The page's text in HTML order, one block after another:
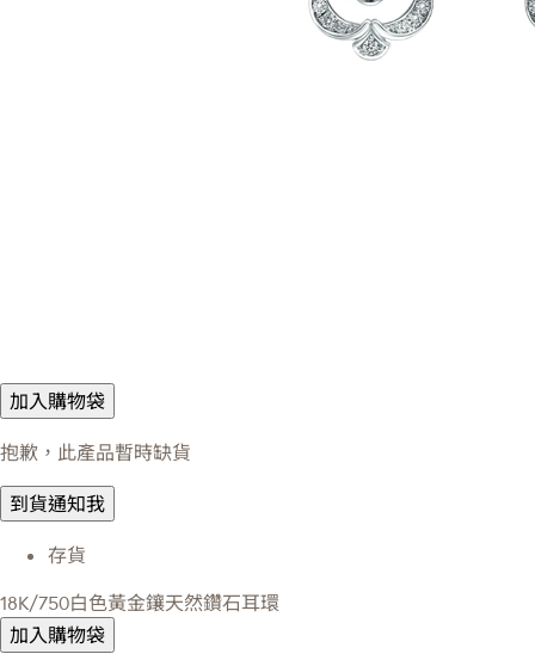
加入購物袋
抱歉，此產品暫時缺貨
到貨通知我
存貨
18K/750白色黃金鑲天然鑽石耳環
加入購物袋